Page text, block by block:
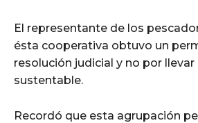
El representante de los
ésta cooperativa obtuvo un
resolución judicial y no por
sustentable.
Recordó que esta agrupación